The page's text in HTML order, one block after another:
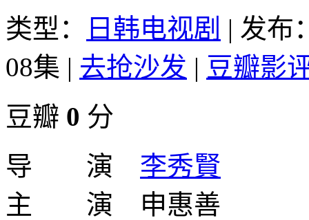
类型： 日韩电视剧 | 发布
08集 | 去抢沙发 | 豆瓣影
豆瓣 0 分
导 演 李秀賢
主 演 申惠善